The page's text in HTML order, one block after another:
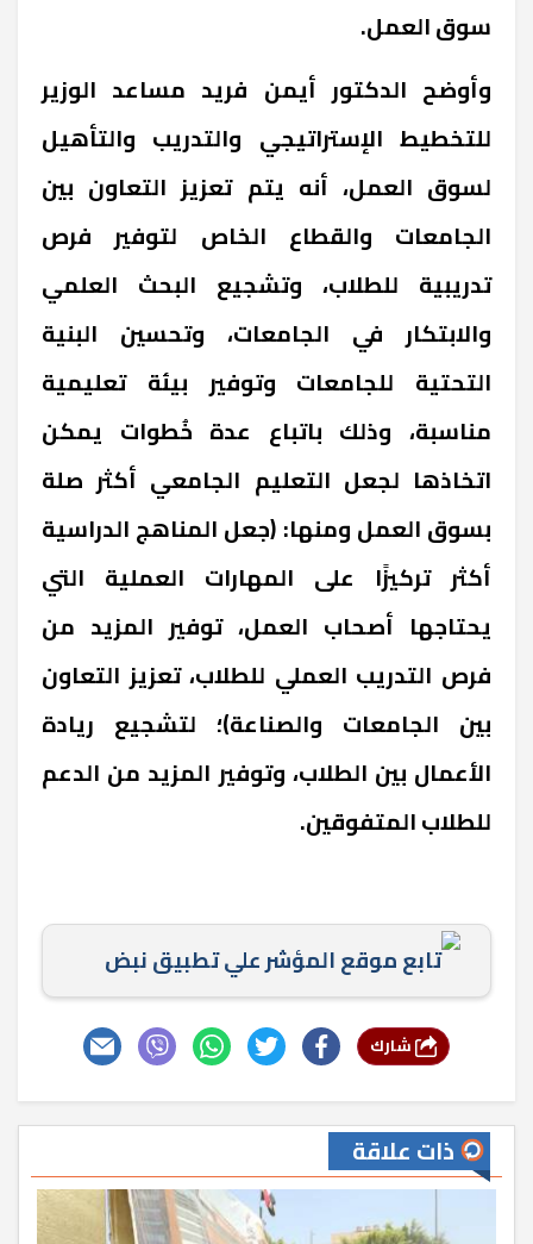
سوق العمل.
وأوضح الدكتور أيمن فريد مساعد الوزير
للتخطيط الإستراتيجي والتدريب والتأهيل
لسوق العمل، أنه يتم تعزيز التعاون بين
الجامعات والقطاع الخاص لتوفير فرص
تدريبية للطلاب، وتشجيع البحث العلمي
والابتكار في الجامعات، وتحسين البنية
التحتية للجامعات وتوفير بيئة تعليمية
مناسبة، وذلك باتباع عدة خُطوات يمكن
اتخاذها لجعل التعليم الجامعي أكثر صلة
بسوق العمل ومنها: (جعل المناهج الدراسية
أكثر تركيزًا على المهارات العملية التي
يحتاجها أصحاب العمل، توفير المزيد من
فرص التدريب العملي للطلاب، تعزيز التعاون
بين الجامعات والصناعة)؛ لتشجيع ريادة
الأعمال بين الطلاب، وتوفير المزيد من الدعم
للطلاب المتفوقين.
تابع موقع المؤشر علي تطبيق نبض
ذات علاقة